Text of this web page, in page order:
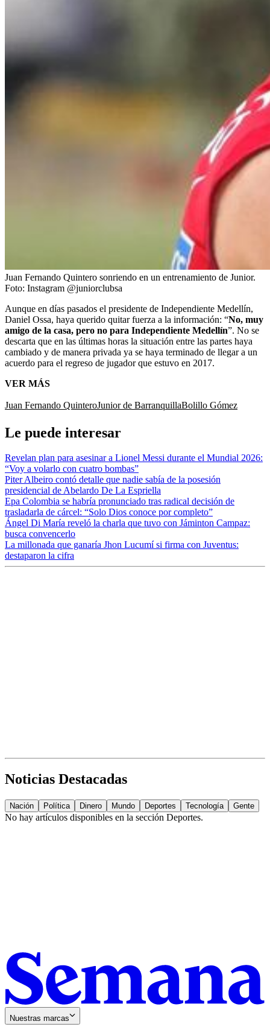
Juan Fernando Quintero sonriendo en un entrenamiento de Junior.
Foto: Instagram @juniorclubsa
Aunque en días pasados el presidente de Independiente Medellín,
Daniel Ossa, haya querido quitar fuerza a la información: “No, muy
amigo de la casa, pero no para Independiente Medellín”. No se
descarta que en las últimas horas la situación entre las partes haya
cambiado y de manera privada ya se haya terminado de llegar a un
acuerdo para el regreso de jugador que estuvo en 2017.
VER MÁS
Juan Fernando QuinteroJunior de BarranquillaBolillo Gómez
Le puede interesar
Revelan plan para asesinar a Lionel Messi durante el Mundial 2026:
“Voy a volarlo con cuatro bombas”
Piter Albeiro contó detalle que nadie sabía de la posesión
presidencial de Abelardo De La Espriella
Epa Colombia se habría pronunciado tras radical decisión de
trasladarla de cárcel: “Solo Dios conoce por completo”
Ángel Di María reveló la charla que tuvo con Jáminton Campaz:
busca convencerlo
La millonada que ganaría Jhon Lucumí si firma con Juventus:
destaparon la cifra
Noticias Destacadas
Nación Política Dinero Mundo Deportes Tecnología Gente
No hay artículos disponibles en la sección Deportes.
Nuestras marcas